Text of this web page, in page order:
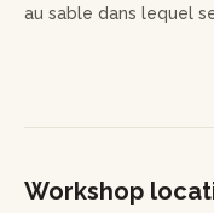
au sable dans lequel
Dominique et
l'outillage manuel.
de sécurité très
Workshop